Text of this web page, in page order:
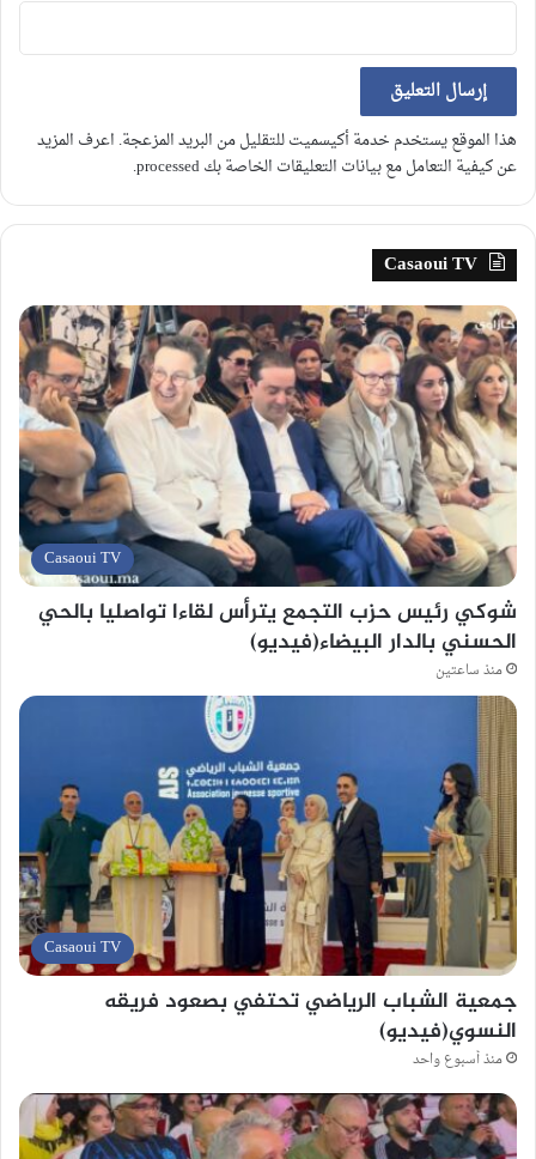
هذا الموقع يستخدم خدمة أكيسميت للتقليل من البريد المزعجة. اعرف المزيد
عن كيفية التعامل مع بيانات التعليقات الخاصة بك processed
.
Casaoui TV
Casaoui TV
شوكي رئيس حزب التجمع يترأس لقاءا تواصليا بالحي
الحسني بالدار البيضاء(فيديو)
منذ ساعتين
Casaoui TV
جمعية الشباب الرياضي تحتفي بصعود فريقه
النسوي(فيديو)
منذ أسبوع واحد